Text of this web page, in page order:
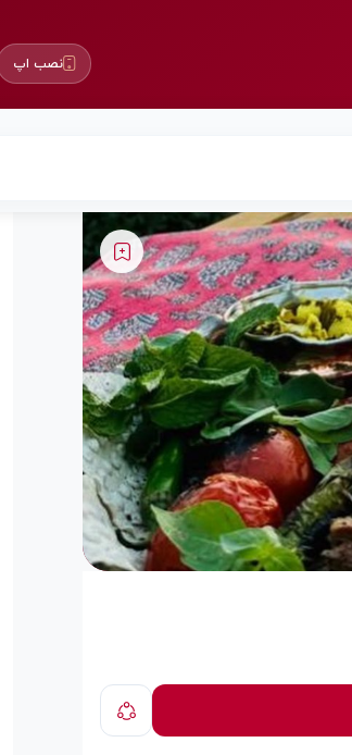
نصب اپ